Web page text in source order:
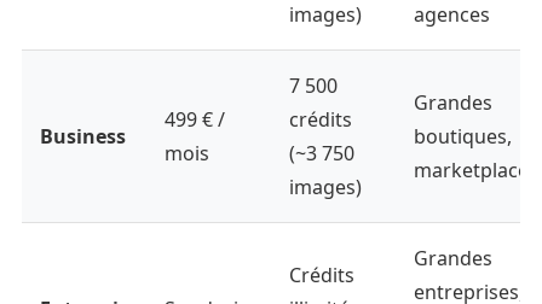
images)
agences
Business
499 € /
mois
7 500
crédits
(~3 750
images)
Grandes
boutiques,
marketplaces
Crédits
Grandes
entreprises,